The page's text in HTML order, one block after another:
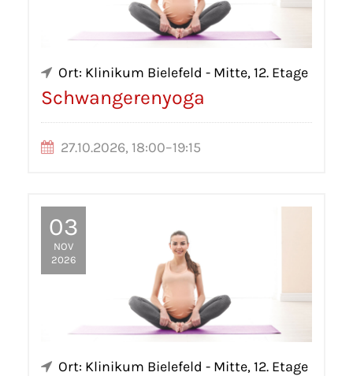
Ort: Klinikum Bielefeld - Mitte, 12. Etage
Schwangerenyoga
27.10.2026, 18:00–19:15
03
NOV
2026
Ort: Klinikum Bielefeld - Mitte, 12. Etage